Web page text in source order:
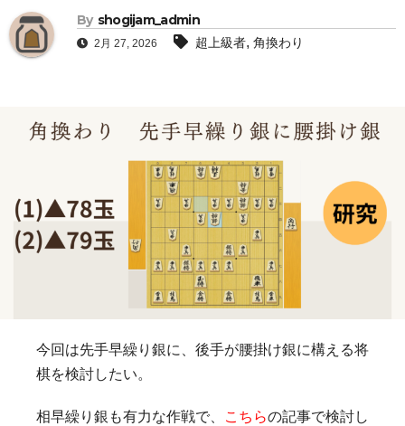
By shogijam_admin
2月 27, 2026 超上級者, 角換わり
今回は先手早繰り銀に、後手が腰掛け銀に構える将
棋を検討したい。
相早繰り銀も有力な作戦で、 こちらの記事で検討し